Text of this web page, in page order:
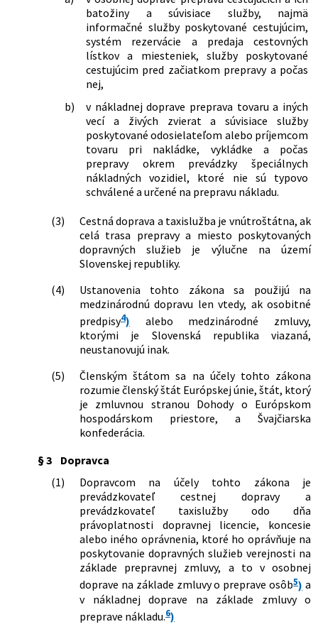
z. o cestnej doprave v znení neskorších
predpisov
menia a dopĺňajú niektoré zákony
176/2017 Z. z.
Zákon, ktorým sa dopĺňa zákon č.
338/2000 Z. z. o vnútrozemskej plavbe
a o zmene a doplnení niektorých
zákonov v znení neskorších predpisov a
ktorým sa menia a dopĺňajú niektoré
177/2018 Z. z.
Zákon o niektorých opatreniach na
znižovanie administratívnej záťaže
využívaním informačných systémov
verejnej správy a o zmene a doplnení
niektorých zákonov (zákon proti
byrokracii)
9/2019 Z. z.
Zákon, ktorým sa mení a dopĺňa zákon
znení neskorších predpisov a ktorým sa
menia a dopĺňajú niektoré zákony
35/2019 Z. z.
Zákon o finančnej správe a o zmene a
doplnení niektorých zákonov
55/2019 Z. z.
Zákon, ktorým sa mení a dopĺňa zákon
č. 513/2009 Z. z. o dráhach a o zmene a
doplnení niektorých zákonov v znení
neskorších predpisov a ktorým sa
menia a dopĺňajú niektoré zákony
146/2019 Z. z.
Zákon, ktorým sa mení a dopĺňa zákon
č. 56/2012 Z. z. o cestnej doprave v
znení neskorších predpisov a ktorým sa
menia a dopĺňajú niektoré zákony
390/2019 Z. z.
Zákon, ktorým sa mení a dopĺňa zákon
č. 513/1991 Zb. Obchodný zákonník v
Zákon, ktorým sa mení a dopĺňa zákon
č. 338/2000 Z. z. o vnútrozemskej
plavbe a o zmene a doplnení
niektorých zákonov v znení neskorších
predpisov a ktorým sa mení a dopĺňa
zákon č. 56/2012 Z. z. o cestnej doprave
v znení neskorších predpisov
90/2020 Z. z.
Zákon, ktorým sa dopĺňajú niektoré
zákony v pôsobnosti Ministerstva
dopravy a výstavby Slovenskej
republiky v súvislosti s ochorením
batožiny a súvisiace služby, najmä
informačné služby poskytované cestujúcim,
systém rezervácie a predaja cestovných
lístkov a miesteniek, služby poskytované
cestujúcim pred začiatkom prepravy a počas
nej,
b)
v nákladnej doprave preprava tovaru a iných
vecí a živých zvierat a súvisiace služby
poskytované odosielateľom alebo príjemcom
tovaru pri nakládke, vykládke a počas
prepravy okrem prevádzky špeciálnych
nákladných vozidiel, ktoré nie sú typovo
schválené a určené na prepravu nákladu.
(3)
Cestná doprava a taxislužba je vnútroštátna, ak
celá trasa prepravy a miesto poskytovaných
dopravných služieb je výlučne na území
Slovenskej republiky.
(4)
Ustanovenia tohto zákona sa použijú na
medzinárodnú dopravu len vtedy, ak osobitné
predpisy4) alebo medzinárodné zmluvy,
ktorými je Slovenská republika viazaná,
neustanovujú inak.
(5)
Členským štátom sa na účely tohto zákona
rozumie členský štát Európskej únie, štát, ktorý
je zmluvnou stranou Dohody o Európskom
hospodárskom priestore, a Švajčiarska
konfederácia.
§ 3
Dopravca
(1)
Dopravcom na účely tohto zákona je
prevádzkovateľ cestnej dopravy a
prevádzkovateľ taxislužby odo dňa
právoplatnosti dopravnej licencie, koncesie
alebo iného oprávnenia, ktoré ho oprávňuje na
poskytovanie dopravných služieb verejnosti na
základe prepravnej zmluvy, a to v osobnej
doprave na základe zmluvy o preprave osôb5) a
v nákladnej doprave na základe zmluvy o
preprave nákladu.6)